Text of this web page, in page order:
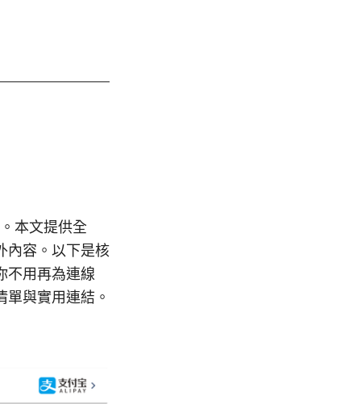
本文提供全
內容。以下是核
不用再為連線
與實用連結。